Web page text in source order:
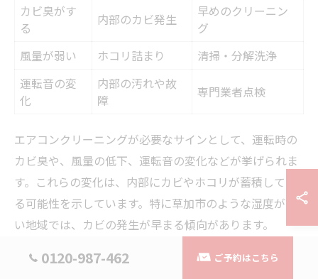
カビ臭がす
る
内部のカビ発生
早めのクリーニン
グ
風量が弱い
ホコリ詰まり
清掃・分解洗浄
運転音の変
化
内部の汚れや故
障
専門業者点検
エアコンクリーニングが必要なサインとして、運転時の
カビ臭や、風量の低下、運転音の変化などが挙げられま
す。これらの変化は、内部にカビやホコリが蓄積してい
る可能性を示しています。特に草加市のような湿度が高
い地域では、カビの発生が早まる傾向があります。
また、アレルギー症状が悪化したり、エアコン使用時に
0120-987-462 ご予約はこちら